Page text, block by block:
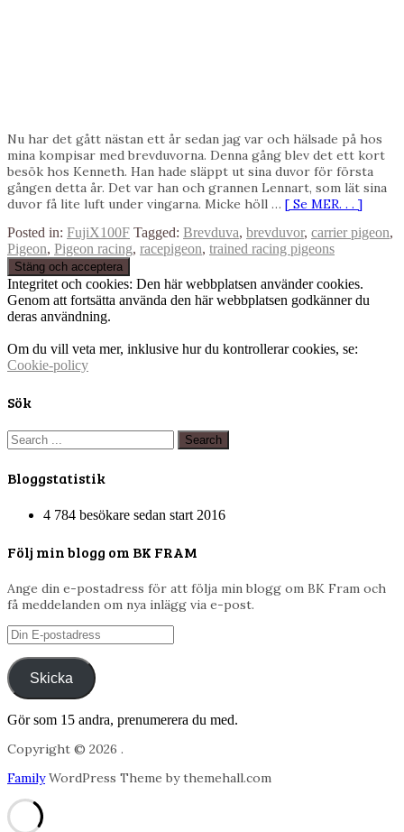
Nu har det gått nästan ett år sedan jag var och hälsade på hos
mina kompisar med brevduvorna. Denna gång blev det ett kort
besök hos Kenneth. Han hade släppt ut sina duvor för första
gången detta år. Det var han och grannen Lennart, som lät sina
duvor få lite luft under vingarna. Micke höll … [ Se MER. . . ]
Posted in: FujiX100F Tagged: Brevduva, brevduvor, carrier pigeon,
Pigeon, Pigeon racing, racepigeon, trained racing pigeons
Integritet och cookies: Den här webbplatsen använder cookies.
Genom att fortsätta använda den här webbplatsen godkänner du
deras användning.
Om du vill veta mer, inklusive hur du kontrollerar cookies, se:
Cookie-policy
Sök
Bloggstatistik
4 784 besökare sedan start 2016
Följ min blogg om BK FRAM
Ange din e-postadress för att följa min blogg om BK Fram och
få meddelanden om nya inlägg via e-post.
Din
E-
postadress
Skicka
Gör som 15 andra, prenumerera du med.
Copyright © 2026 .
FamilyWordPress Theme by themehall.com